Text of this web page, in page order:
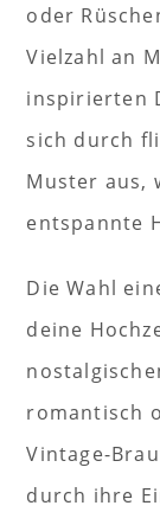
oder
Vielzahl an
inspirierten
sich durch
Muster aus,
entspannte
Die Wahl
deine
romantisch
Vintage-
durch ihre